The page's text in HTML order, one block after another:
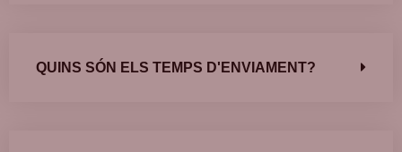
QUINS SÓN ELS TEMPS D'ENVIAMENT?